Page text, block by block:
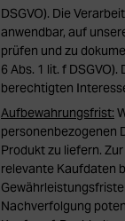
DSGVO). Die
anwendbar, auf
prüfen und zu
6 Abs. 1 lit. f
berechtigten
Aufbewahrungsfrist:
personenbezogenen
Produkt zu liefern.
relevante Kaufdaten
Nachverfolgung